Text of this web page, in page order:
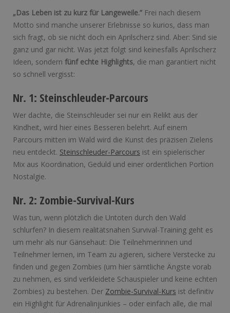
„Das Leben ist zu kurz für Langeweile.” Frei nach diesem
Motto sind manche unserer Erlebnisse so kurios, dass man
sich fragt, ob sie nicht doch ein Aprilscherz sind. Aber: Sind sie
ganz und gar nicht. Was jetzt folgt sind keinesfalls Aprilscherz
Ideen, sondern fünf echte Highlights, die man garantiert nicht
so schnell vergisst:
Nr. 1: Steinschleuder-Parcours
Wer dachte, die Steinschleuder sei nur ein Relikt aus der
Kindheit, wird hier eines Besseren belehrt. Auf einem
Parcours mitten im Wald wird die Kunst des präzisen Zielens
neu entdeckt. Steinschleuder-Parcours ist ein spielerischer
Mix aus Koordination, Geduld und einer ordentlichen Portion
Nostalgie.
Nr. 2: Zombie-Survival-Kurs
Was tun, wenn plötzlich die Untoten durch den Wald
schlurfen? In diesem realitätsnahen Survival-Training geht es
um mehr als nur Gänsehaut: Die Teilnehmerinnen und
Teilnehmer lernen, im Team zu agieren, sichere Verstecke zu
finden und gegen Zombies (um hier sämtliche Ängste vorab
zu nehmen, es sind verkleidete Schauspieler und keine echten
Zombies) zu bestehen. Der Zombie-Survival-Kurs ist definitiv
ein Highlight für Adrenalinjunkies – oder einfach alle, die mal